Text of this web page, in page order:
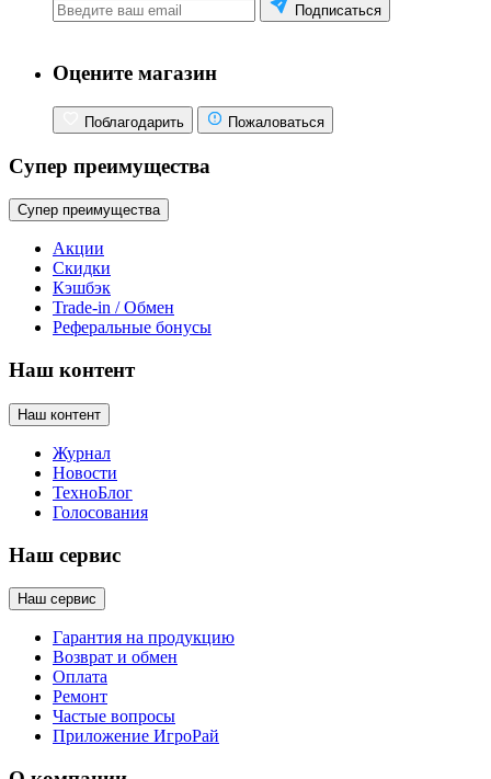
Подписаться
Оцените магазин
Поблагодарить Пожаловаться
Супер преимущества
Супер преимущества
Акции
Скидки
Кэшбэк
Trade-in / Обмен
Реферальные бонусы
Наш контент
Наш контент
Журнал
Новости
ТехноБлог
Голосования
Наш сервис
Наш сервис
Гарантия на продукцию
Возврат и обмен
Оплата
Ремонт
Частые вопросы
Приложение ИгроРай